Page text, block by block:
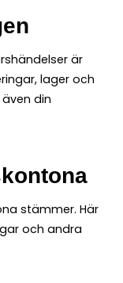
är
lager och
din
stämmer. Här
och andra